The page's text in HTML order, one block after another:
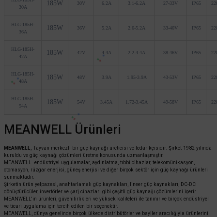
30A
185W 30V 6.2A 3.1-6.2A 27-33V IP65
HLG-185H-
36A
185W 36V 5.2A 2.6-5.2A 33-40V IP65
HLG-185H-
42A
185W 42V 4.4A 2.2-4.4A 38-46V IP65
HLG-185H-
48A
185W 48V 3.9A 1.95-3.9A 43-53V IP65
HLG-185H-
54A
185W 54V 3.45A 1.72-3.45A 49-58V IP65
MEANWELL Ürünleri
MEANWELL
, Tayvan merkezli bir güç kaynağı üreticisi ve tedarikçisidir. Şirket 1982 yılında
kuruldu ve güç kaynağı çözümleri üretme konusunda uzmanlaşmıştır.
MEANWELL endüstriyel uygulamalar, aydınlatma, tıbbi cihazlar, telekomünikasyon,
otomasyon, rüzgar enerjisi, güneş enerjisi ve diğer birçok sektör için güç kaynağı ürünleri
sunmaktadır.
Şirketin ürün yelpazesi, anahtarlamalı güç kaynakları, lineer güç kaynakları, DC-DC
dönüştürücüler, invertörler ve şarj cihazları gibi çeşitli güç kaynağı çözümlerini içerir.
MEANWELL'in ürünleri, güvenilirlikleri ve yüksek kaliteleri ile tanınır ve birçok endüstriyel
ve ticari uygulama için tercih edilen bir seçenektir.
MEANWELL, dünya genelinde birçok ülkede distribütörler ve bayiler aracılığıyla ürünlerini